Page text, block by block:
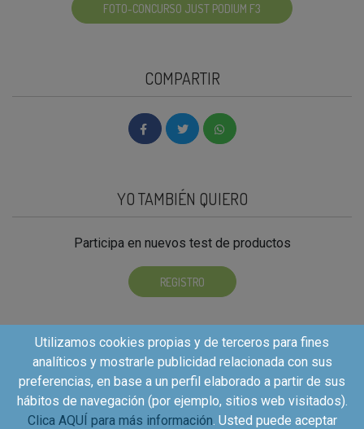
FOTO-CONCURSO JUST PODIUM F3
COMPARTIR
YO TAMBIÉN QUIERO
Participa en nuevos test de productos
REGISTRO
Utilizamos cookies propias y de terceros para fines
analíticos y mostrarle publicidad relacionada con sus
preferencias, en base a un perfil elaborado a partir de sus
hábitos de navegación (por ejemplo, sitios web visitados).
Clica AQUÍ para más información. Usted puede aceptar